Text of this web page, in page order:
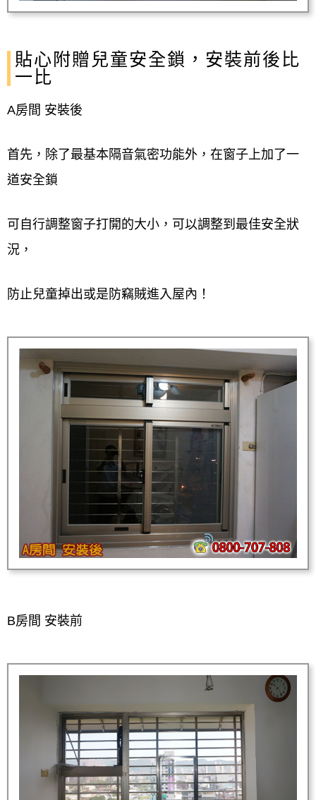
貼心附贈兒童安全鎖，安裝前後比
一比
A房間 安裝後
首先，除了最基本隔音氣密功能外，在窗子上加了一
道安全鎖
可自行調整窗子打開的大小，可以調整到最佳安全狀
況，
防止兒童掉出或是防竊賊進入屋內！
B房間 安裝前